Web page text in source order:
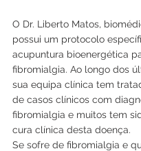
O Dr. Liberto Matos,
possui um protocolo
acupuntura bioenergética
fibromialgia. Ao longo dos
sua equipa clínica tem
de casos clínicos com
fibromialgia e muitos tem
cura clínica desta doença.
Se sofre de fibromialgia e